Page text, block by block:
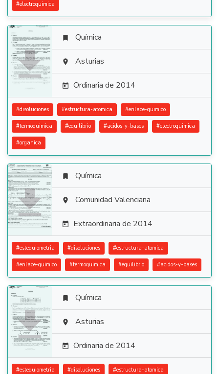
#electroquimica

 Química
 Asturias
 Ordinaria de 2014
#disoluciones #estructura-atomica #enlace-quimico
#termoquimica #equilibrio #acidos-y-bases #electroquimica
#organica

 Química
 Comunidad Valenciana
 Extraordinaria de 2014
#estequiometria #disoluciones #estructura-atomica
#enlace-quimico #termoquimica #equilibrio #acidos-y-bases

 Química
 Asturias
 Ordinaria de 2014
#estequiometria #disoluciones #estructura-atomica